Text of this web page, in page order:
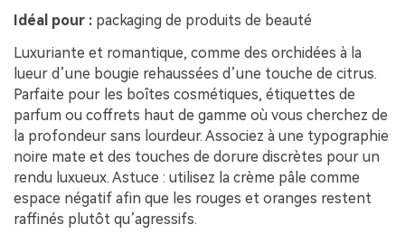
Idéal pour : packaging de produits de beauté
Luxuriante et romantique, comme des orchidées à la
lueur d’une bougie rehaussées d’une touche de citrus.
Parfaite pour les boîtes cosmétiques, étiquettes de
parfum ou coffrets haut de gamme où vous cherchez de
la profondeur sans lourdeur. Associez à une typographie
noire mate et des touches de dorure discrètes pour un
rendu luxueux. Astuce : utilisez la crème pâle comme
espace négatif afin que les rouges et oranges restent
raffinés plutôt qu’agressifs.